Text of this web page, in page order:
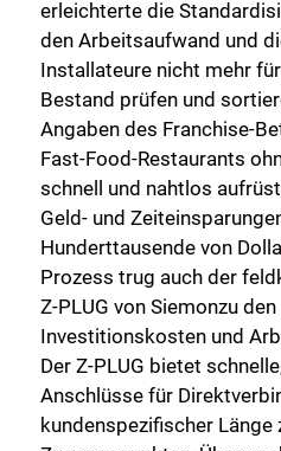
erleichterte die
den Arbeitsaufwand und
Installateure nicht mehr
Bestand prüfen und
Angaben des Franchise-
Fast-Food-Restaurants
schnell und nahtlos
Geld- und
Hunderttausende von
Prozess trug auch der
Z-PLUG von Siemonzu
Investitionskosten und
Der Z-PLUG bietet
Anschlüsse für
kundenspezifischer Länge